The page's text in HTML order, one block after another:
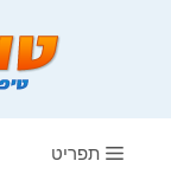
תפריט